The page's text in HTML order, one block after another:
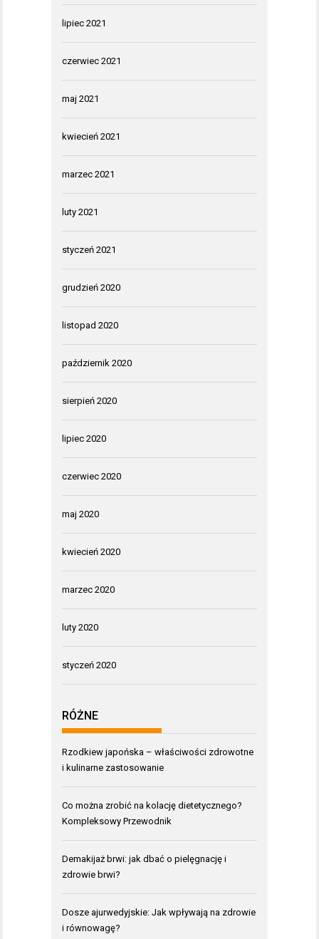
lipiec 2021
czerwiec 2021
maj 2021
kwiecień 2021
marzec 2021
luty 2021
styczeń 2021
grudzień 2020
listopad 2020
październik 2020
sierpień 2020
lipiec 2020
czerwiec 2020
maj 2020
kwiecień 2020
marzec 2020
luty 2020
styczeń 2020
RÓŻNE
Rzodkiew japońska – właściwości zdrowotne
i kulinarne zastosowanie
Co można zrobić na kolację dietetycznego?
Kompleksowy Przewodnik
Demakijaż brwi: jak dbać o pielęgnację i
zdrowie brwi?
Dosze ajurwedyjskie: Jak wpływają na zdrowie
i równowagę?